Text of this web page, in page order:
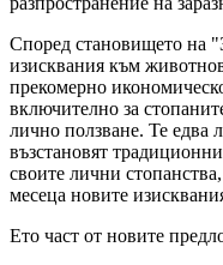
Според становището на
изисквания към
прекомерно
включително за
лично ползване. Те едва
възстановят
своите лични
месеца новите
Ето част от новите